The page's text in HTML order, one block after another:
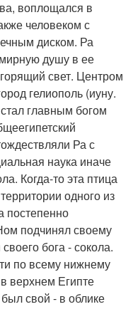
воплощался в
человеком с
диском. Ра
душу в ее
свет. Центром
гелиополь (иуну.
главным богом
Ра с
наука иначе
Когда-то эта птица
одного из
постепенно
подчинял своему
бога - сокола.
по всему нижнему
верхнем Египте
свой - в облике